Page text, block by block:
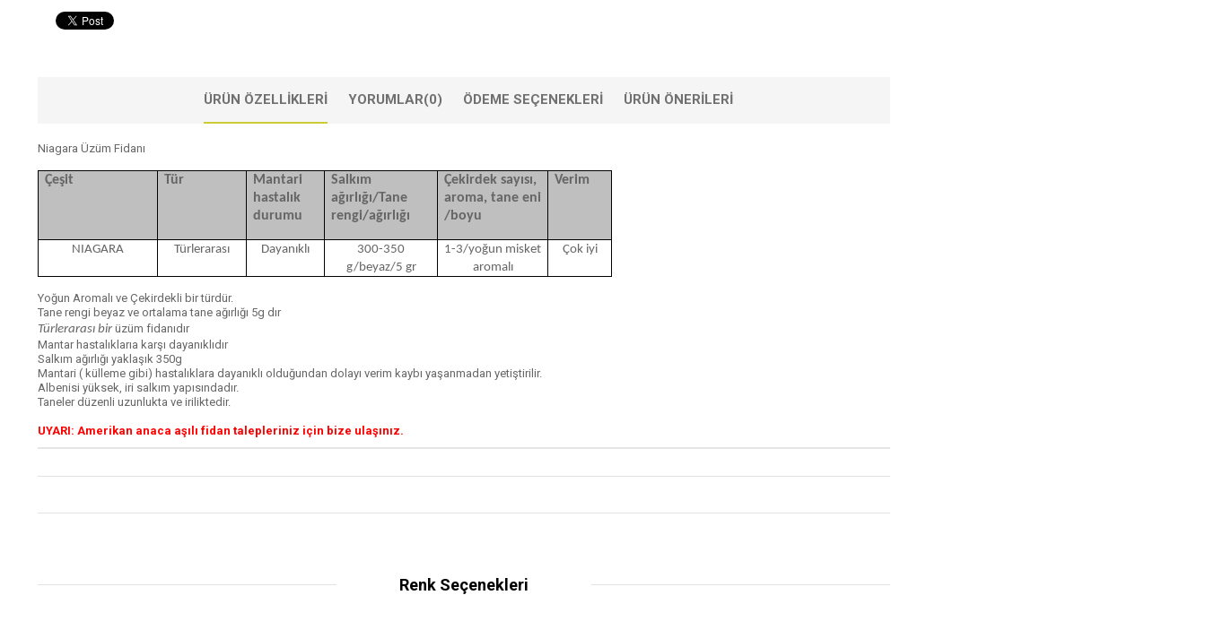
ÜRÜN ÖZELLIKLERI YORUMLAR(0) ÖDEME SEÇENEKLERI ÜRÜN ÖNERILERI
Niagara Üzüm Fidanı
Çeşit Tür
Mantari
hastalık
durumu
Salkım
ağırlığı/Tane
rengi/ağırlığı
Çekirdek sayısı,
aroma, tane eni
/boyu
Verim
NIAGARA Türlerarası Dayanıklı
300-350
g/beyaz/5 gr
1-3/yoğun misket
aromalı
Çok iyi
Yoğun Aromalı ve Çekirdekli bir türdür.
Tane rengi beyaz ve ortalama tane ağırlığı 5g dır
Türlerarası birüzüm fidanıdır
Mantar hastalıklarıa karşı dayanıklıdır
Salkım ağırlığı yaklaşık 350g
Mantari ( külleme gibi) hastalıklara dayanıklı olduğundan dolayı verim kaybı yaşanmadan yetiştirilir.
Albenisi yüksek, iri salkım yapısındadır.
Taneler düzenli uzunlukta ve iriliktedir.
UYARI: Amerikan anaca aşılı fidan talepleriniz için bize ulaşınız.
Renk Seçenekleri